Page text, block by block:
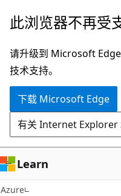
跳
主
要
内
此浏览器不再受
请升级到 Microsoft
技术支持。
下载 Microsoft Edge
有关 Internet Explorer
Learn
Azure